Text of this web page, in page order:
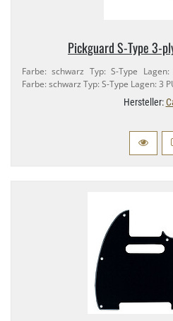
Pickguard S-​Type 3-​
Farbe: schwarz Typ: S-​Type
Farbe: schwarz Typ: S-​Type Lagen: 3
Hersteller: